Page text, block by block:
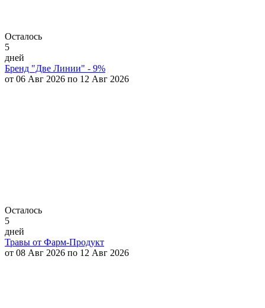
Осталось
5
дней
Бренд "Две Линии" - 9%
от 06 Авг 2026 по 12 Авг 2026
Осталось
5
дней
Травы от Фарм-Продукт
от 08 Авг 2026 по 12 Авг 2026